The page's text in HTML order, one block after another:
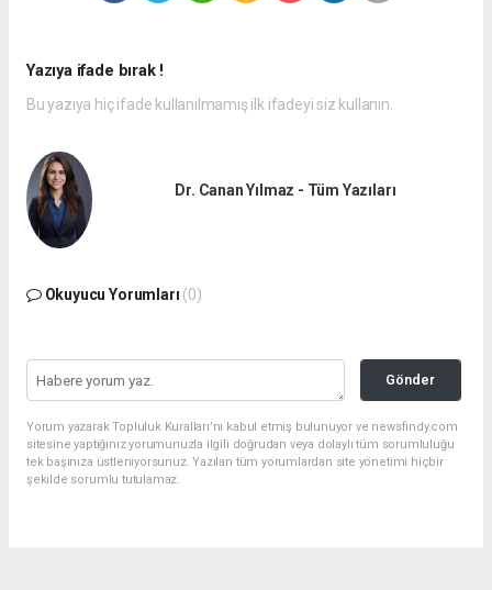
Yazıya ifade bırak !
Bu yazıya hiç ifade kullanılmamış ilk ifadeyi siz kullanın.
Dr. Canan Yılmaz - Tüm Yazıları
Okuyucu Yorumları (0)
Gönder
Yorum yazarak Topluluk Kuralları’nı kabul etmiş bulunuyor ve newsfindy.com
sitesine yaptığınız yorumunuzla ilgili doğrudan veya dolaylı tüm sorumluluğu
tek başınıza üstleniyorsunuz. Yazılan tüm yorumlardan site yönetimi hiçbir
şekilde sorumlu tutulamaz.